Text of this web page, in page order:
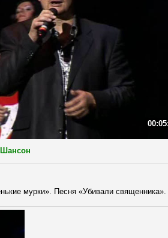
Шансон
мурки». Песня «Убивали священника».